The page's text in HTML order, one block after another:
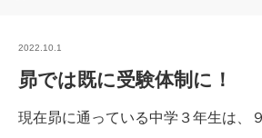
2022.10.1
昴では既に受験体制に！
現在昴に通っている中学３年生は、